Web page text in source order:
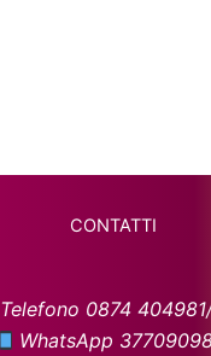
CONTATTI
Telefono 0874
WhatsApp